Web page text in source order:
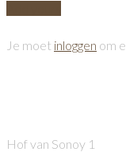
Je moet inloggen om
Hof van Sonoy 1